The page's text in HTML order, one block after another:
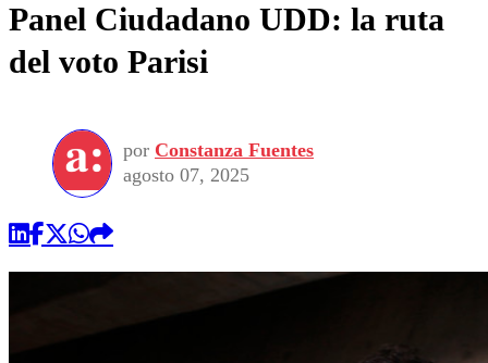
Panel Ciudadano UDD: la ruta
del voto Parisi
por Constanza Fuentes
agosto 07, 2025